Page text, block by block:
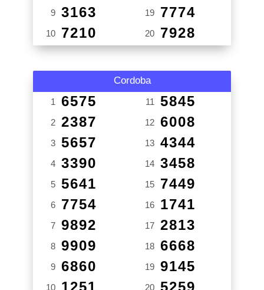
9 3163
10 7210
19 7774
20 7928
Cordoba
1 6575
2 2387
3 5657
4 3390
5 5641
6 7754
7 9892
8 9909
9 6860
10 1251
11 5845
12 6008
13 4344
14 3458
15 7449
16 1741
17 2813
18 6668
19 9145
20 5259